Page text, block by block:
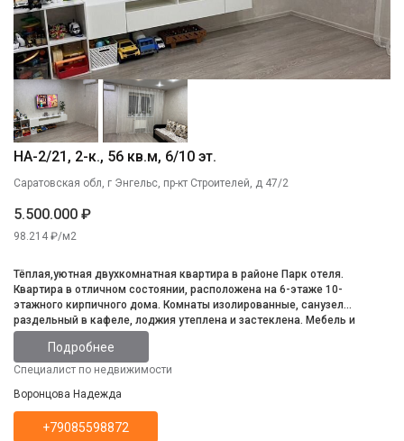
НА-2/21, 2-к., 56 кв.м, 6/10 эт.
Саратовская обл, г Энгельс, пр-кт Строителей, д 47/2
5.500.000 ₽
98.214 ₽/м2
Тёплая,уютная двухкомнатная квартира в районе Парк отеля.
Квартира в отличном состоянии, расположена на 6-этаже 10-
этажного кирпичного дома. Комнаты изолированные, санузел
раздельный в кафеле, лоджия утеплена и застеклена. Мебель и
техника остаётся, кроме детского шкафа. Инфраструктура развита,
всё рядом.Подробнее
Специалист по недвижимости
Воронцова Надежда
+79085598872